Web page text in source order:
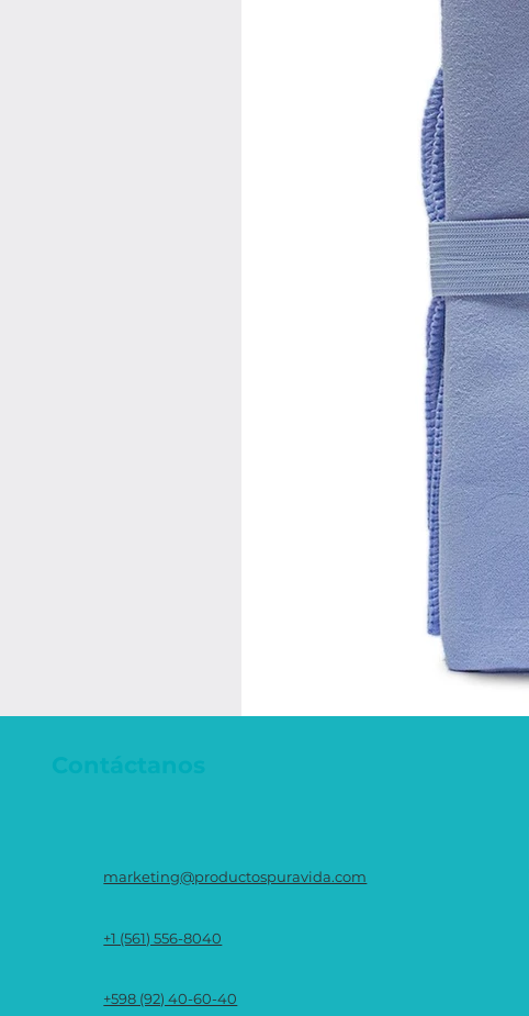
Contáctanos
marketing@productospuravida.com
+1 (561) 556-8040
+598 (92) 40-60-40